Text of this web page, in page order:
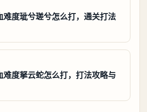
难度玼兮瑳兮怎么打，通关打法
难度拏云蛇怎么打，打法攻略与